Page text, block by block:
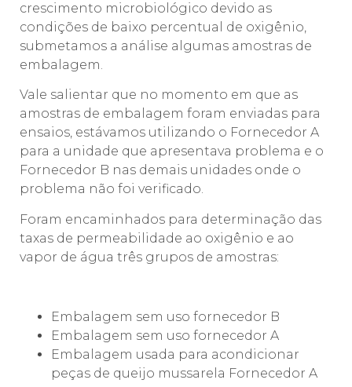
crescimento microbiológico devido as
condições de baixo percentual de oxigênio,
submetamos a análise algumas amostras de
embalagem.
Vale salientar que no momento em que as
amostras de embalagem foram enviadas para
ensaios, estávamos utilizando o Fornecedor A
para a unidade que apresentava problema e o
Fornecedor B nas demais unidades onde o
problema não foi verificado.
Foram encaminhados para determinação das
taxas de permeabilidade ao oxigênio e ao
vapor de água três grupos de amostras:
Embalagem sem uso fornecedor B
Embalagem sem uso fornecedor A
Embalagem usada para acondicionar
peças de queijo mussarela Fornecedor A